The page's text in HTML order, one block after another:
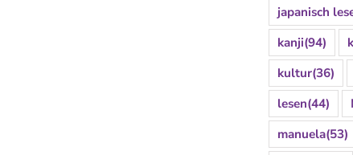
japanisch
kanji(94)
kultur(36)
lesen(44)
manuela(53)